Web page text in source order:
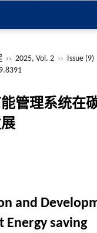
›› 2025, Vol. 2 ›› Issue (9)
管理系统在
and
Energy saving